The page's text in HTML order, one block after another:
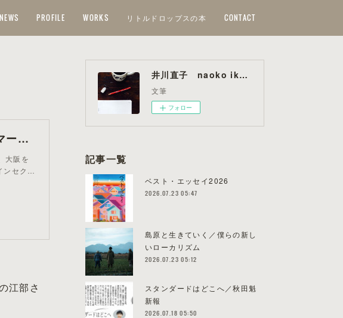
NEWS PROFILE WORKS リトルドロップスの本 CONTACT
キタカガヤフリー 2022 オータム&アジアブックマーケット -
大阪を
セク…
江部さ
井川直子 naoko ikawa
文筆
フォロー
記事一覧
ベスト・エッセイ2026
2026.07.23 05:47
島原と生きていく／僕らの新し
いローカリズム
2026.07.23 05:12
スタンダードはどこへ／秋田魁
新報
2026.07.18 05:50